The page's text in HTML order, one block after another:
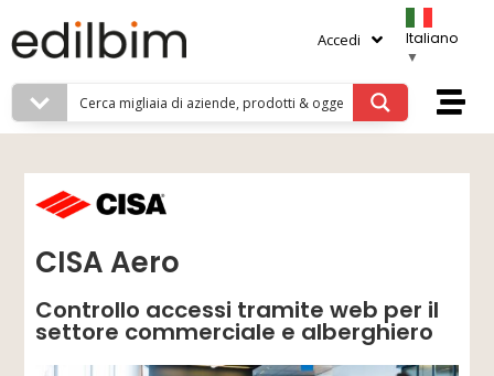
Accedi
Italiano
▼
CISA Aero
Controllo accessi tramite web per il
settore commerciale e alberghiero